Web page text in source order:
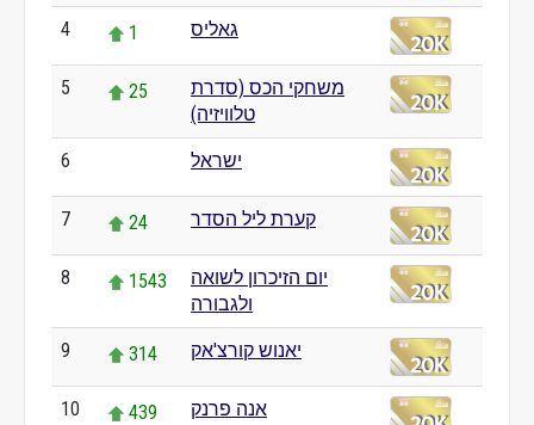
4 1 גאליס
5 25
משחקי הכס (סדרת
טלוויזיה)
6 ישראל
7 24 קערת ליל הסדר
8 1543
יום הזיכרון לשואה
ולגבורה
9 314 יאנוש קורצ'אק
10 439 אנה פרנק